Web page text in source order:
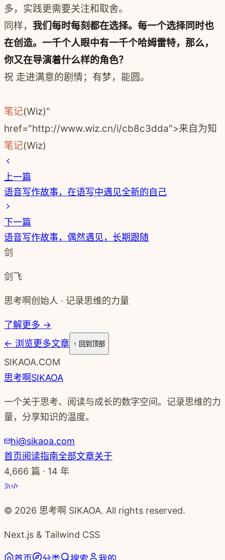
多，实践更需要关注和取舍。
同样， 我们每时每刻都在选择。每一个选择同时也
在创造。一千个人眼中有一千个哈姆雷特，那么，
你又在导演着什么样的角色？
祝 走进满意的剧情；有梦，能圆。
笔记(Wiz)"
href="http://www.wiz.cn/i/cb8c3dda">来自为知
笔记(Wiz)
上一篇
语音写作故事，在语写中遇见全新的自己
下一篇
语音写作故事，偶然遇见，长期跟随
剑
剑飞
思考啊创始人 · 记录思维的力量
了解更多 →
← 浏览更多文章 ↑ 回到顶部
SIKAOA.COM
思考啊SIKAOA
一个关于思考、阅读与成长的数字空间。记录思维的力
量，分享知识的温度。
hi@sikaoa.com
首页阅读指南全部文章关于
4,666 篇 · 14 年
© 2026 思考啊 SIKAOA. All rights reserved.
Next.js & Tailwind CSS